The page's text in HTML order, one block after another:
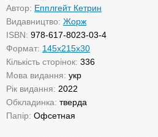
Автор: Епплгейт Кетрин
Видавництво: Жорж
ISBN: 978-617-8023-03-4
Формат: 145х215х30
Кількість сторінок: 336
Мова видання: укр
Рік видання: 2022
Обкладинка: тверда
Папір: Офсетная